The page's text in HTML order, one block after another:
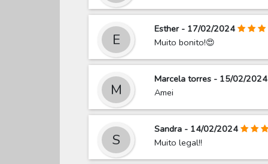
E
Esther - 17/02/2024
Muito bonito!😍
M
Marcela torres - 15/02/2024
Amei
S
Sandra - 14/02/2024
Muito legal!!